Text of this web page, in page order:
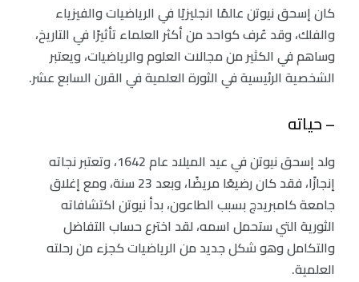
كان إسحق نيوتن عالمًا انجليزيًا في الرياضيات والفيزياء
والفلك، وقد عُرف كواحد من أكثر العلماء تأثيرًا في التاريخ،
وساهم في الكثير من مجالات العلوم والرياضيات، ويعتبر
الشخصية الرئيسية في الثورة العلمية في القرن السابع عشر.
– حياته
ولد إسحق نيوتن في عيد الميلاد عام 1642، وتعتبر نجاته
إنجازًا، فقد كان رضيعًا مريضًا، وبعد 23 سنة، ومع إغلاق
جامعة كامبريدج بسبب الطاعون، بدأ نيوتن اكتشافاته
الثورية التي ستحمل اسمه، لقد اخترع حساب التفاضل
والتكامل وهو شكل جديد من الرياضيات كجزء من رحلته
العلمية.